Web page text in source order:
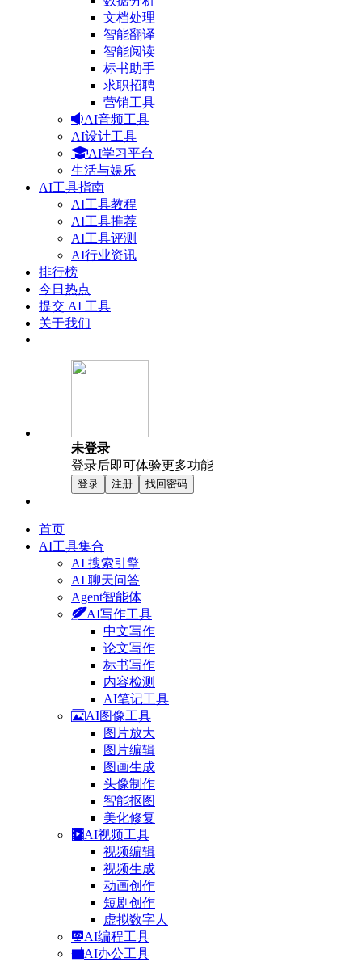
文档处理
智能翻译
智能阅读
标书助手
求职招聘
营销工具
AI音频工具
AI设计工具
AI学习平台
生活与娱乐
AI工具指南
AI工具教程
AI工具推荐
AI工具评测
AI行业资讯
排行榜
今日热点
提交 AI 工具
关于我们
未登录
登录后即可体验更多功能
登录 注册 找回密码
首页
AI工具集合
AI 搜索引擎
AI 聊天问答
Agent智能体
AI写作工具
中文写作
论文写作
标书写作
内容检测
AI笔记工具
AI图像工具
图片放大
图片编辑
图画生成
头像制作
智能抠图
美化修复
AI视频工具
视频编辑
视频生成
动画创作
短剧创作
虚拟数字人
AI编程工具
AI办公工具